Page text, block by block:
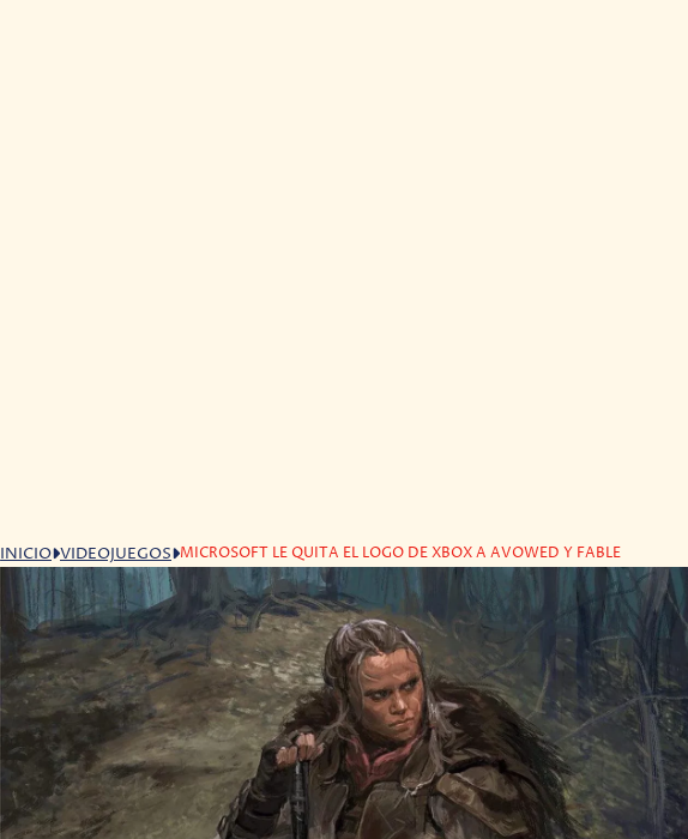
INICIO VIDEOJUEGOS MICROSOFT LE QUITA EL LOGO DE XBOX A AVOWED Y FABLE